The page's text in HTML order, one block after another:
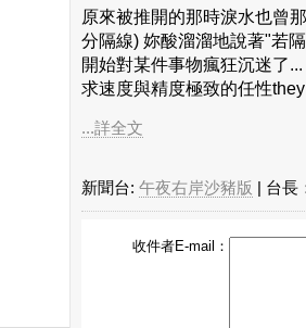
原來被推開的那時淚水也曾
分隔線) 妳酸溜溜地說著"若
開始對某件事物瘋狂沉迷了
求速度與精度極致的任性
...詳全文
新聞台: 午夜右岸沙豬版 | 台長
收件者E-mail：